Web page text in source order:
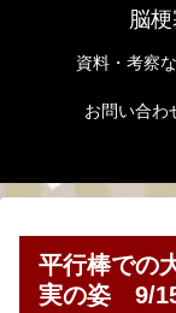
脳
資料・考察
お問い合わ
平行棒での
実の姿 9/